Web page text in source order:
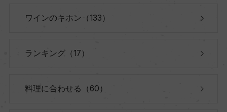
ワインのキホン（133）
ランキング（17）
料理に合わせる（60）